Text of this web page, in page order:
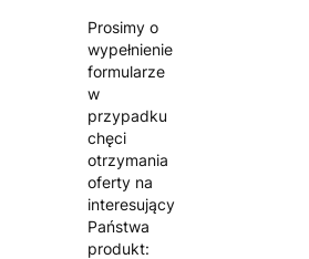
Prosimy o
wypełnienie
formularze
w
przypadku
chęci
otrzymania
oferty na
interesujący
Państwa
produkt: